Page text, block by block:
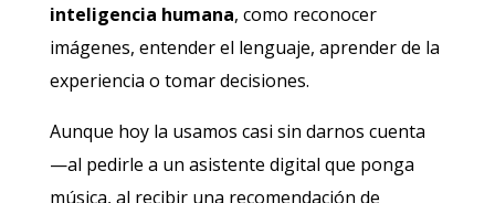
inteligencia humana, como reconocer
imágenes, entender el lenguaje, aprender de la
experiencia o tomar decisiones.
Aunque hoy la usamos casi sin darnos cuenta
—al pedirle a un asistente digital que ponga
música, al recibir una recomendación de